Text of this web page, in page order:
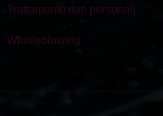
Trattamento dati personali
Whisleblowing